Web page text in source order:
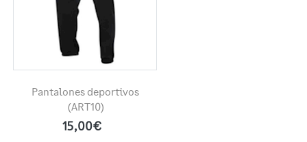
Pantalones deportivos
(ART10)
15,00€